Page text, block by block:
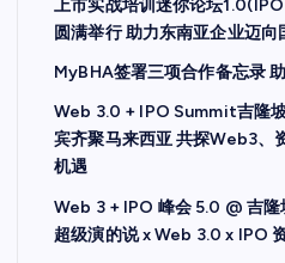
上市实战培训迷你论坛
圆满举行 助力东南亚企业迈向
MyBHA签署三项合作备忘录
Web 3.0 + IPO Summit吉隆
宾齐聚马来西亚 共探Web3、
机遇
Web 3 + IPO 峰会 5.0 @ 吉
超级演的说 x Web 3.0 x IPO